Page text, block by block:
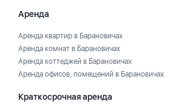
Аренда
Аренда квартир в Барановичах
Аренда комнат в Барановичах
Аренда коттеджей в Барановичах
Аренда офисов, помещений в Барановичах
Краткосрочная аренда